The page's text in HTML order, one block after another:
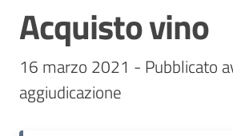
Stazioni
appaltanti
Salta al contenuto
Acquisto vino
16 marzo 2021 - Pubblicato
aggiudicazione